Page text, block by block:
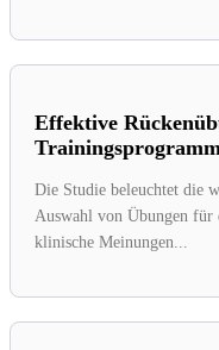
Effektive
Die Studie beleuchtet die
Auswahl von Übungen für
klinische Meinungen...